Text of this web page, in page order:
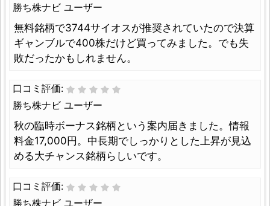
勝ち株ナビ ユーザー
無料銘柄で3744サイオスが推奨されていたので決算
ギャンブルで400株だけど買ってみました。でも失
敗だったかもしれません。
口コミ評価:
勝ち株ナビ ユーザー
秋の臨時ボーナス銘柄という案内届きました。情報
料金17,000円。中長期でしっかりとした上昇が見込
める大チャンス銘柄らしいです。
口コミ評価:
勝ち株ナビ ユーザー